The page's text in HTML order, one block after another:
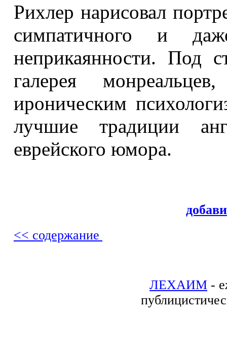
Рихлер нарисовал
симпатичного и
неприкаянности. Под
галерея
ироническим
лучшие традиции
еврейского юмора.
<< содержание
ЛЕХАИМ -